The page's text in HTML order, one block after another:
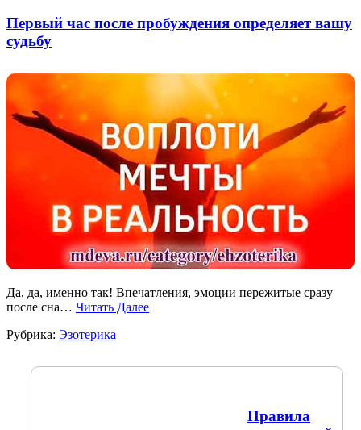
Первый час после пробуждения определяет вашу
судьбу
Да, да, именно так! Впечатления, эмоции пережитые сразу
после сна… Читать Далее
Рубрика: Эзотерика
Правила